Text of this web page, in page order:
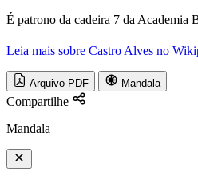
É patrono da cadeira 7 da Academia
Leia mais sobre Castro Alves no
Arquivo PDF Mandala
Compartilhe
Mandala